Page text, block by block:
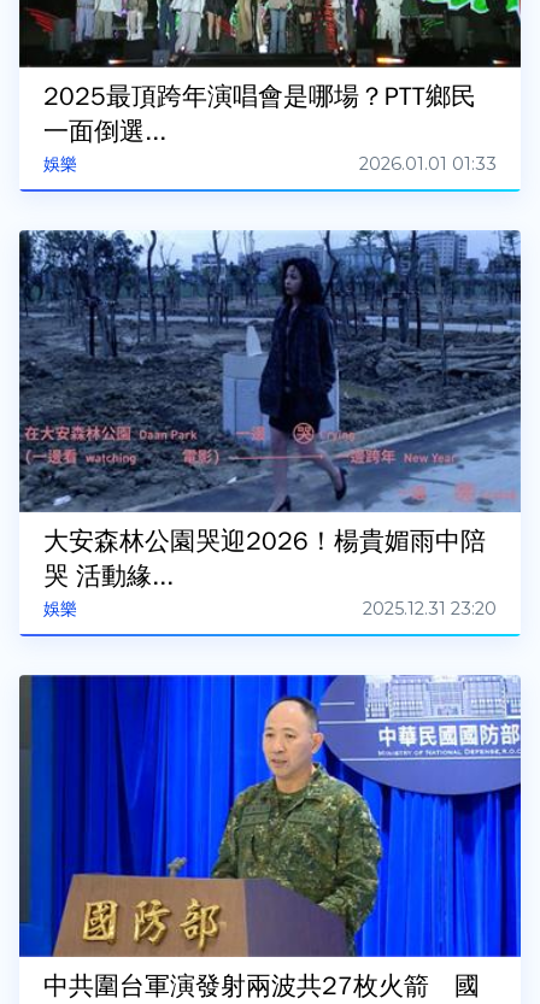
娛樂
2025最頂跨年演唱會是哪場？PTT鄉民
一面倒選...
2026.01.01 01:33
娛樂
大安森林公園哭迎2026！楊貴媚雨中陪
哭 活動緣...
2025.12.31 23:20
中共圍台軍演發射兩波共27枚火箭 國